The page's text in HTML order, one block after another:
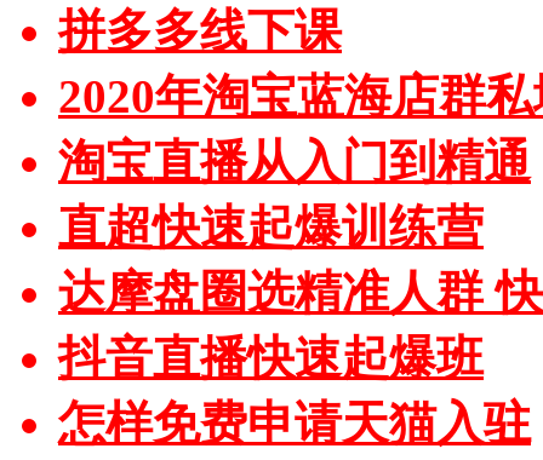
拼多多线下课
2020年淘宝蓝海店群
淘宝直播从入门到精通
直超快速起爆训练营
达摩盘圈选精准人群
抖音直播快速起爆班
怎样免费申请天猫入驻